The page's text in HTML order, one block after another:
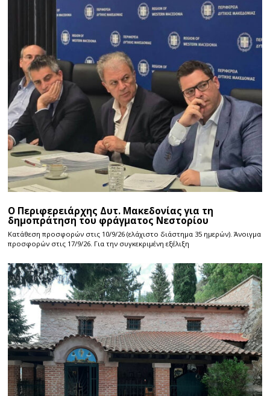
Ο Περιφερειάρχης Δυτ. Μακεδονίας για τη
δημοπράτηση του φράγματος Νεστορίου
Κατάθεση προσφορών στις 10/9/26 (ελάχιστο διάστημα 35 ημερών). Άνοιγμα
προσφορών στις 17/9/26. Για την συγκεκριμένη εξέλιξη